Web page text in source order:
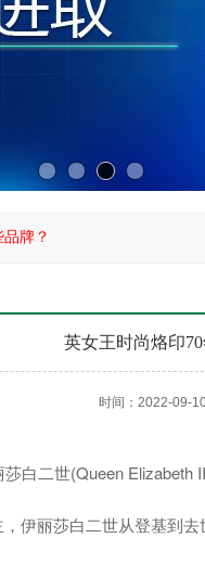
牌？
英女王时尚烙印
时间：2022-09-
白二世(Queen Elizabeth
伊丽莎白二世从登基到去